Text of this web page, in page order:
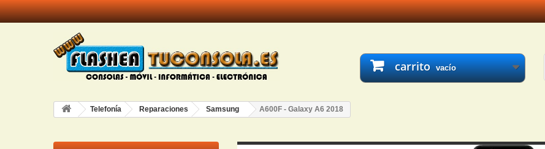
carrito vacío
Telefonía Reparaciones Samsung A600F - Galaxy A6 2018